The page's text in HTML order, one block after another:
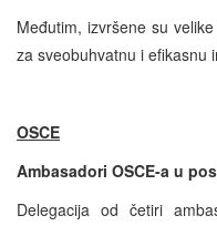
Međutim, izvršene su
za sveobuhvatnu i efikasnu
OSCE
Ambasadori OSCE-a u
Delegacija od četiri